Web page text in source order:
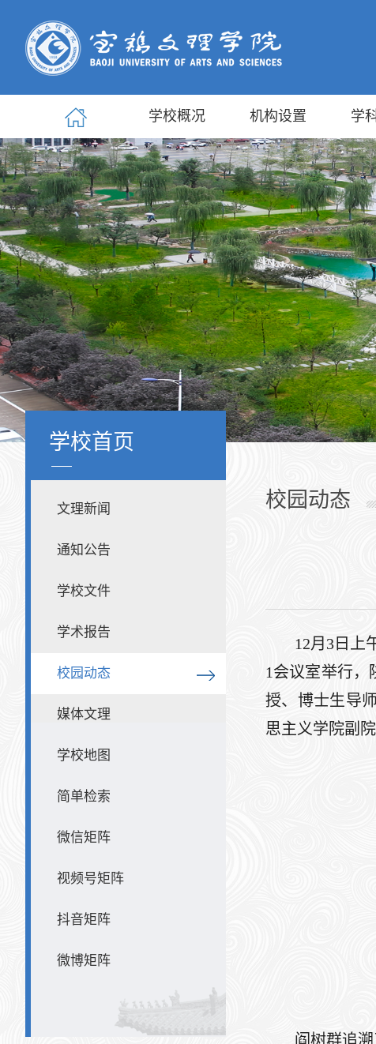
学校概况 机构设置 学
学校首页
文理新闻
通知公告
学校文件
学术报告
校园动态
媒体文理
学校地图
简单检索
微信矩阵
视频号矩阵
抖音矩阵
微博矩阵
校园动态
12月3日上
1会议室举行，
授、博士生导
思主义学院副
阎树群追